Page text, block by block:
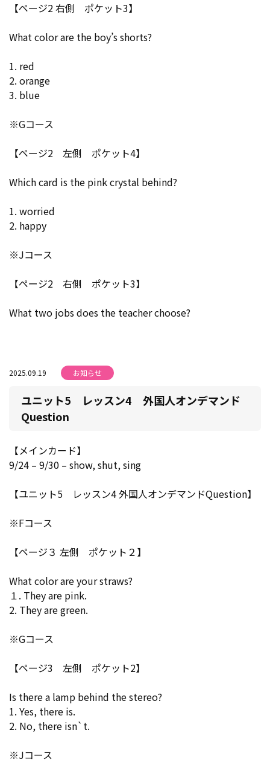
【ページ2 右側 ポケット3】
What color are the boy’s shorts?
1. red
2. orange
3. blue
※Gコース
【ページ2 左側 ポケット4】
Which card is the pink crystal behind?
1. worried
2. happy
※Jコース
【ページ2 右側 ポケット3】
What two jobs does the teacher choose?
2025.09.19 お知らせ
ユニット5 レッスン4 外国人オンデマンド
Question
【メインカード】
9/24 – 9/30 – show, shut, sing
【ユニット5 レッスン4 外国人オンデマンドQuestion】
※Fコース
【ページ３ 左側 ポケット２】
What color are your straws?
１. They are pink.
2. They are green.
※Gコース
【ページ3 左側 ポケット2】
Is there a lamp behind the stereo?
1. Yes, there is.
2. No, there isn`t.
※Jコース